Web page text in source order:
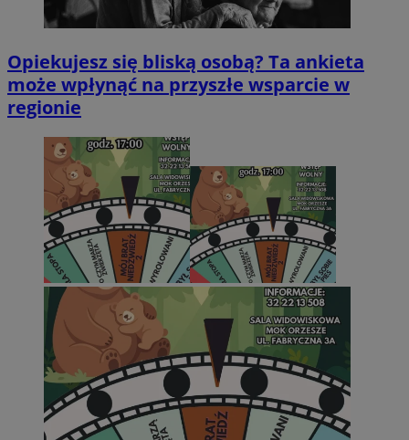
Opiekujesz się bliską osobą? Ta ankieta
może wpłynąć na przyszłe wsparcie w
regionie